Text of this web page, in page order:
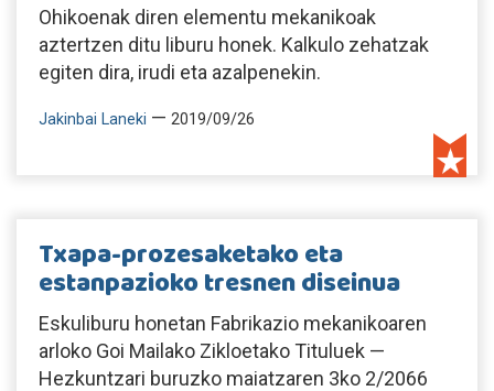
Ohikoenak diren elementu mekanikoak
aztertzen ditu liburu honek. Kalkulo zehatzak
egiten dira, irudi eta azalpenekin.
Jakinbai Laneki — 2019/09/26
Txapa-prozesaketako eta
estanpazioko tresnen diseinua
Eskuliburu honetan Fabrikazio mekanikoaren
arloko Goi Mailako Zikloetako Tituluek —
Hezkuntzari buruzko maiatzaren 3ko 2/2066